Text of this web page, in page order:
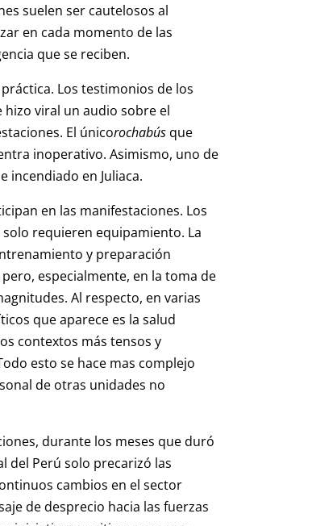
suelen ser cautelosos al
en cada momento de las
que se reciben.
Los testimonios de los
hizo viral un audio sobre el
El únicorochabús que
inoperativo. Asimismo, uno de
en Juliaca.
en las manifestaciones. Los
solo requieren equipamiento. La
y preparación
especialmente, en la toma de
Al respecto, en varias
que aparece es la salud
contextos más tensos y
esto se hace mas complejo
de otras unidades no
durante los meses que duró
del Perú solo precarizó las
cambios en el sector
de desprecio hacia las fuerzas